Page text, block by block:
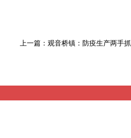
上一篇：观音桥镇：防疫生产两手抓